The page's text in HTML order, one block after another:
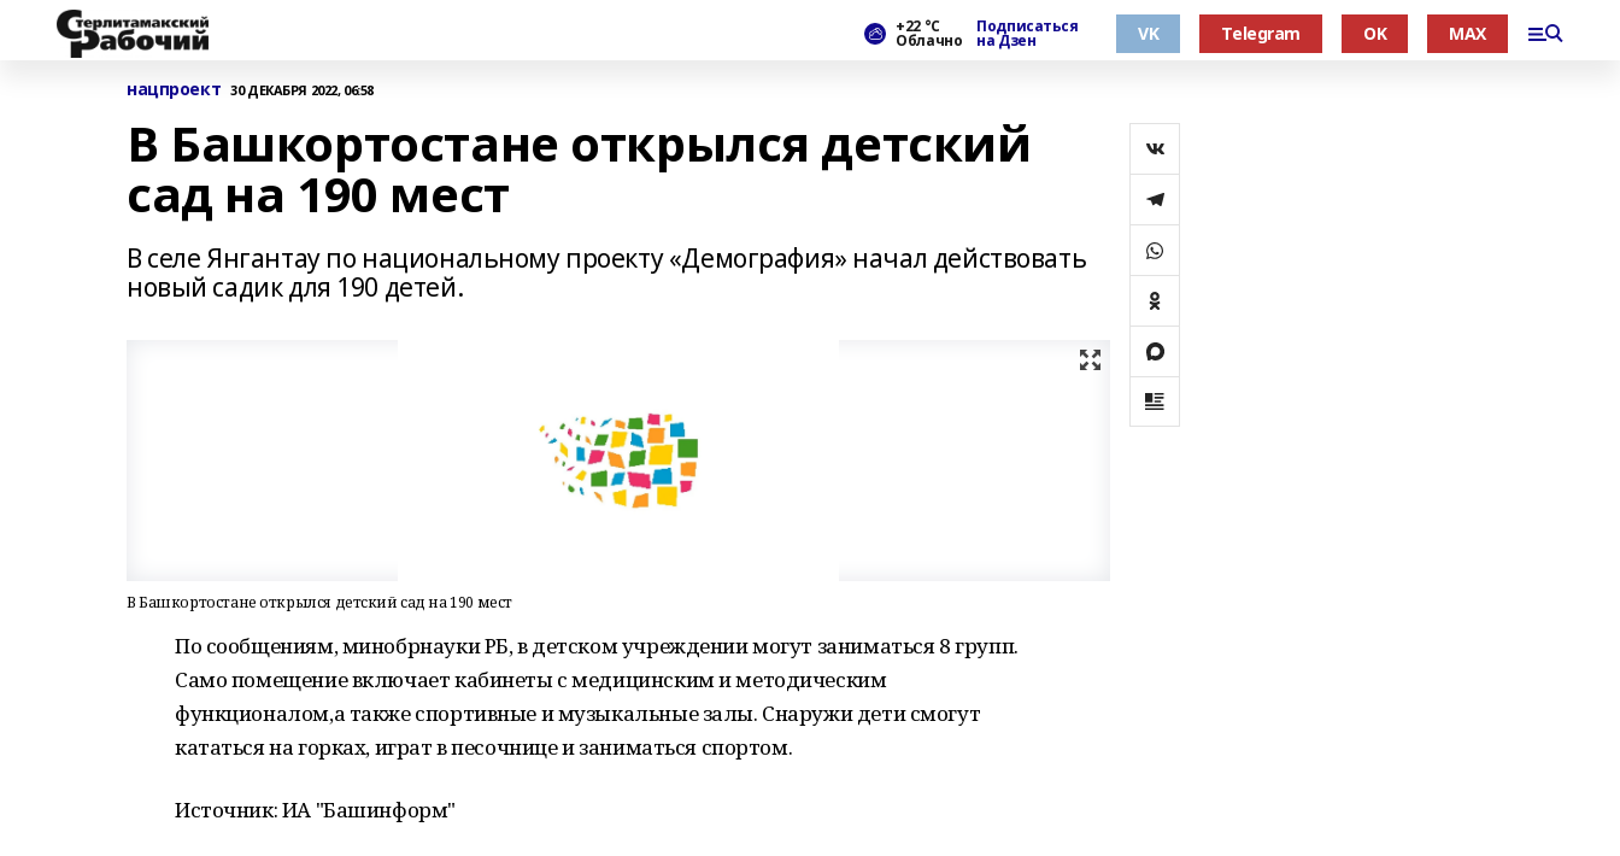
+22 °С
Облачно
Подписаться
на Дзен VK Telegram OK MAX
нацпроект 30 ДЕКАБРЯ 2022, 06:58
В Башкортостане открылся детский
сад на 190 мест
В селе Янгантау по национальному проекту «Демография» начал действовать
новый садик для 190 детей.
В Башкортостане открылся детский сад на 190 мест
По сообщениям, минобрнауки РБ, в детском учреждении могут заниматься 8 групп.
Само помещение включает кабинеты с медицинским и методическим
функционалом,а также спортивные и музыкальные залы. Снаружи дети смогут
кататься на горках, играт в песочнице и заниматься спортом.
Источник: ИА "Башинформ"